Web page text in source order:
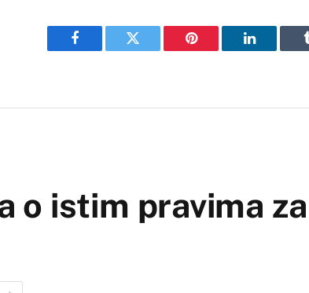
Facebook Twitter Pinterest LinkedIn
o istim pravima